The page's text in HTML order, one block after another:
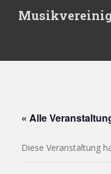
t
« Alle
Diese Veranstaltung